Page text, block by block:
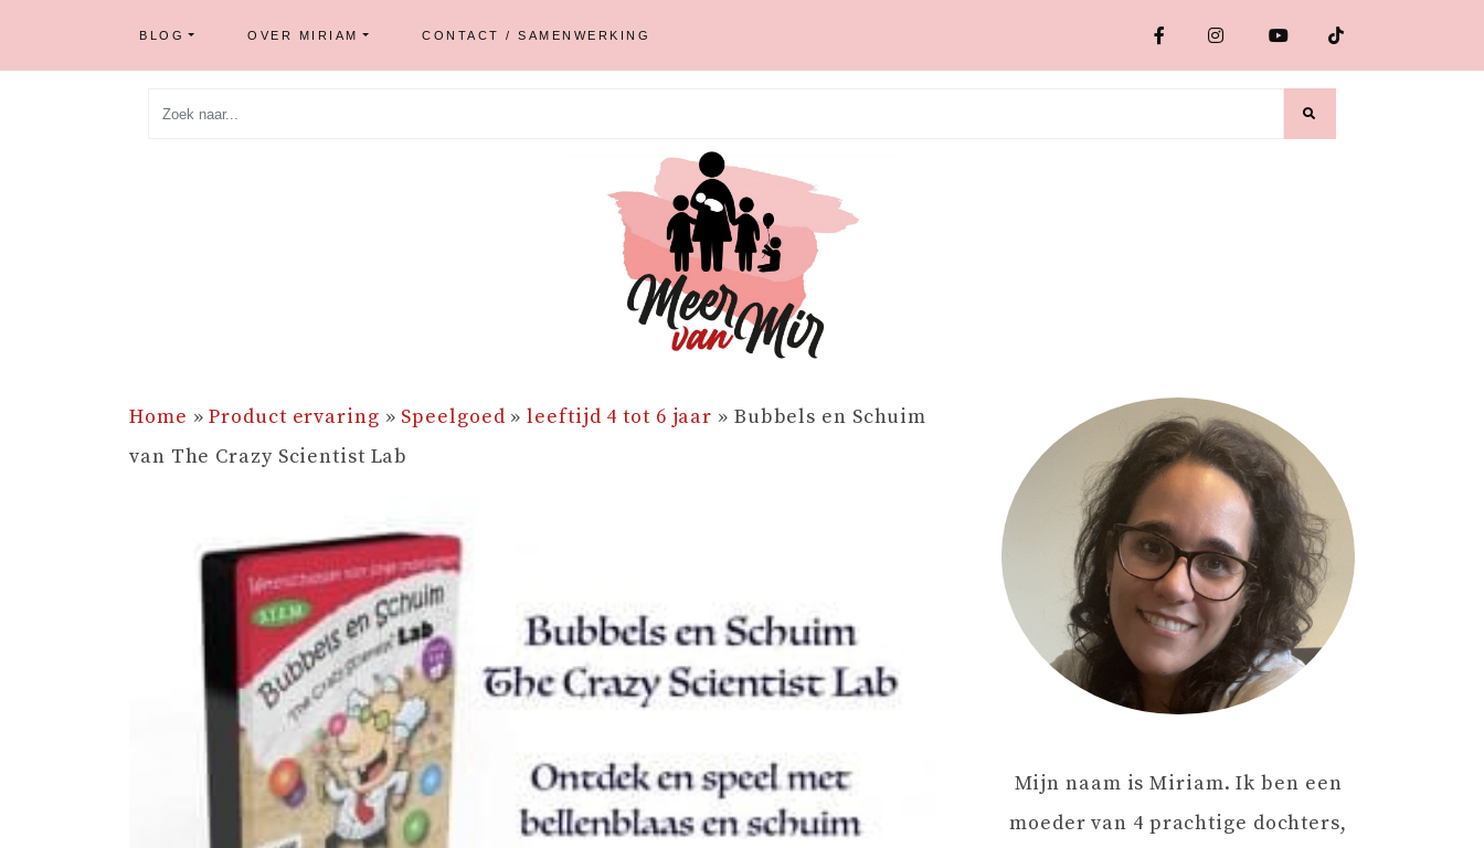
BLOG OVER MIRIAM CONTACT / SAMENWERKING
Home »Product ervaring » Speelgoed »leeftijd 4 tot 6 jaar » Bubbels en Schuim
van The Crazy Scientist Lab
Mijn naam is Miriam. Ik ben een
moeder van 4 prachtige dochters,